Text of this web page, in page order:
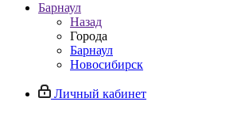
Барнаул
Назад
Города
Барнаул
Новосибирск
Личный кабинет